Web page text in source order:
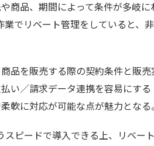
商品、期間によって条件が多岐
業でリベート管理をしていると、
品を販売する際の契約条件と販
い／請求データ連携を容易にす
軟に対応が可能な点が魅力となる。
ピードで導入できる上、リベー